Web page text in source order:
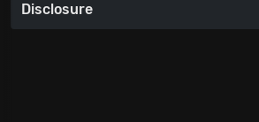
Disclosure